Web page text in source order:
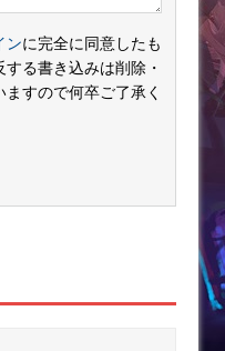
ンに完全に同意したも
る書き込みは削除・
すので何卒ご了承く